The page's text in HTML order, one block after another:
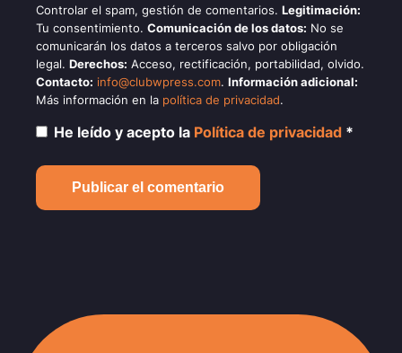
Controlar el spam, gestión de comentarios. Legitimación:
Tu consentimiento. Comunicación de los datos: No se
comunicarán los datos a terceros salvo por obligación
legal. Derechos: Acceso, rectificación, portabilidad, olvido.
Contacto: info@clubwpress.com. Información adicional:
Más información en la política de privacidad.
He leído y acepto la Política de privacidad *